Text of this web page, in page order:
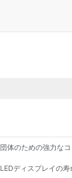
乗体験
体のための強力な
ディスプレイの